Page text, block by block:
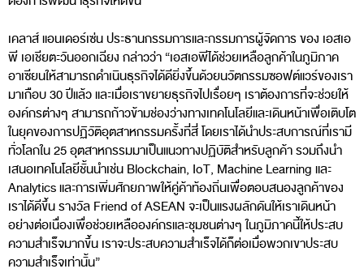
เคลาส์ แอนเดอร์เซ่น ประธานกรรมการและกรรมการผู้จัดการ ของ เอสเอ
พี เอเชียตะวันออกเฉียง กล่าวว่า “เอสเอพีได้ช่วยเหลือลูกค้าในภูมิภาค
อาเซียนให้สามารถดำเนินธุรกิจได้ดียิ่งขึ้นด้วยนวัตกรรมซอฟต์แวร์ของเรา
มาเกือบ 30 ปีแล้ว และเมื่อเราขยายธุรกิจไปเรื่อยๆ เราต้องการที่จะช่วยให้
องค์กรต่างๆ สามารถก้าวข้ามช่องว่างทางเทคโนโลยีและเดินหน้าเพื่อเติบโต
ในยุคของการปฏิวัติอุตสาหกรรมครั้งที่สี่ โดยเราได้นำประสบการณ์ที่เรามี
ทั่วโลกใน 25 อุตสาหกรรมมาเป็นแนวทางปฏิบัติสำหรับลูกค้า รวมถึงนำ
เสนอเทคโนโลยีชั้นนำเช่น Blockchain, IoT, Machine Learning และ
Analytics และการเพิ่มศักยภาพให้คู่ค้าท้องถิ่นเพื่อตอบสนองลูกค้าของ
เราได้ดีขึ้น รางวัล Friend of ASEAN จะเป็นแรงผลักดันให้เราเดินหน้า
อย่างต่อเนื่องเพื่อช่วยเหลือองค์กรและชุมชนต่างๆ ในภูมิภาคนี้ให้ประสบ
ความสำเร็จมากขึ้น เราจะประสบความสำเร็จได้ก็ต่อเมื่อพวกเขาประสบ
ความสำเร็จเท่านั้น”